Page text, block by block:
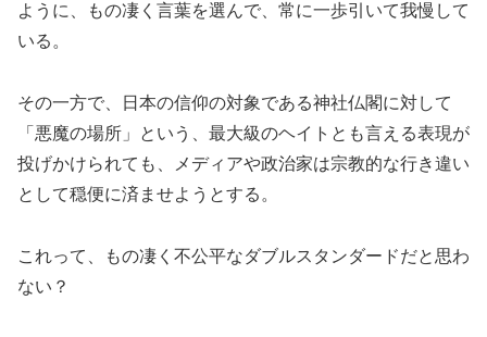
ように、もの凄く言葉を選んで、常に一歩引いて我慢して
いる。
その一方で、日本の信仰の対象である神社仏閣に対して
「悪魔の場所」という、最大級のヘイトとも言える表現が
投げかけられても、メディアや政治家は宗教的な行き違い
として穏便に済ませようとする。
これって、もの凄く不公平なダブルスタンダードだと思わ
ない？